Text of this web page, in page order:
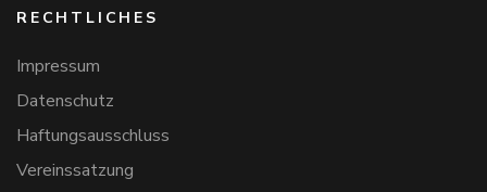
RECHTLICHES
Impressum
Datenschutz
Haftungsausschluss
Vereinssatzung